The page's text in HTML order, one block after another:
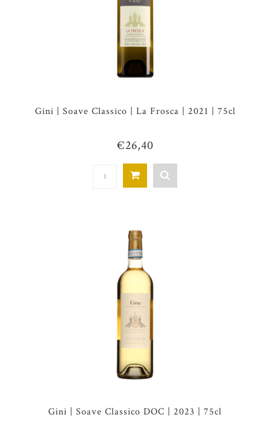
Gini | Soave Classico | La Frosca | 2021 | 75cl
€26,40
Gini | Soave Classico DOC | 2023 | 75cl